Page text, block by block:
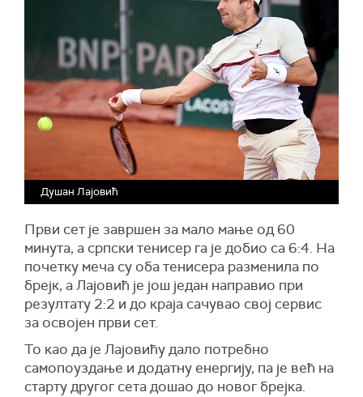
Душан Лајовић
Први сет је завршен за мало мање од 60
минута, а српски тенисер га је добио са 6:4. На
почетку меча су оба тенисера разменила по
брејк, а Лајовић је још један направио при
резултату 2:2 и до краја сачувао свој сервис
за освојен први сет.
То као да је Лајовићу дало потребно
самопоуздање и додатну енергију, па је већ на
старту другог сета дошао до новог брејка.